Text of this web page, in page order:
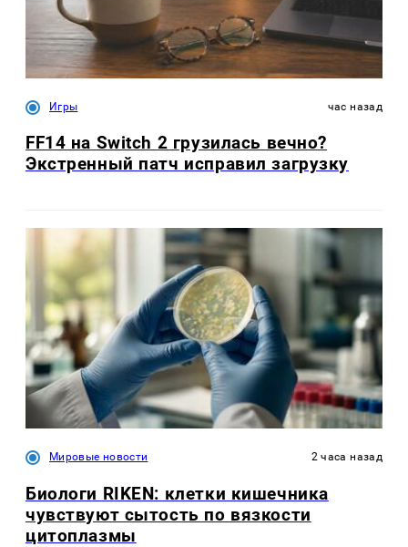
Игры час назад
FF14 на Switch 2 грузилась вечно?
Экстренный патч исправил загрузку
Мировые новости 2 часа назад
Биологи RIKEN: клетки кишечника
чувствуют сытость по вязкости
цитоплазмы